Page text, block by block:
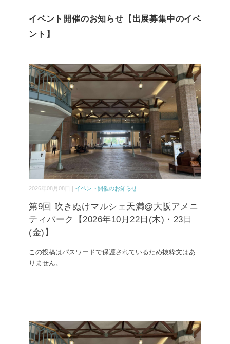
イベント開催のお知らせ【出展募集中のイベ
ント】
2026年08月08日 | イベント開催のお知らせ
第9回 吹きぬけマルシェ天満@大阪アメニ
ティパーク【2026年10月22日(木)・23日
(金)】
この投稿はパスワードで保護されているため抜粋文はあ
りません。